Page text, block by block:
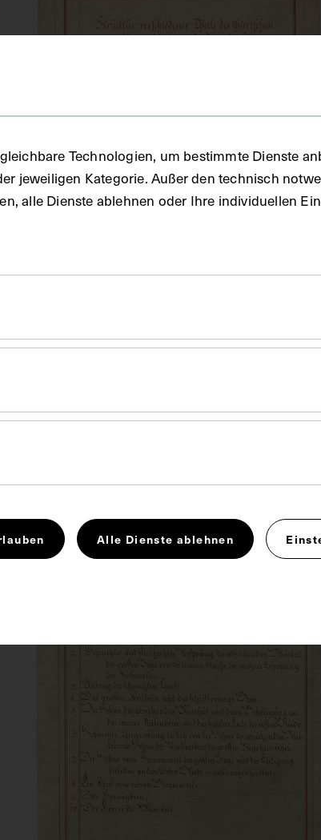
dargestellt, sowie
Technologien, um bestimmte Dienste
jeweiligen Kategorie. Außer den technisch
alle Dienste ablehnen oder Ihre individuellen
Alle Dienste ablehnen